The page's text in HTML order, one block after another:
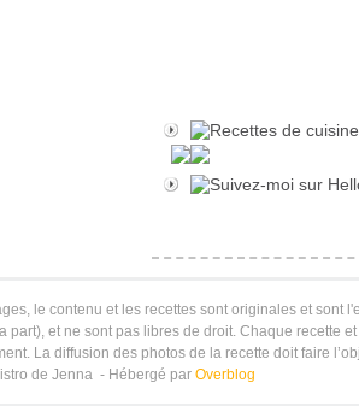
le contenu et les recettes sont originales et sont
et ne sont pas libres de droit. Chaque recette
La diffusion des photos de la recette doit faire
de Jenna - Hébergé par Overblog